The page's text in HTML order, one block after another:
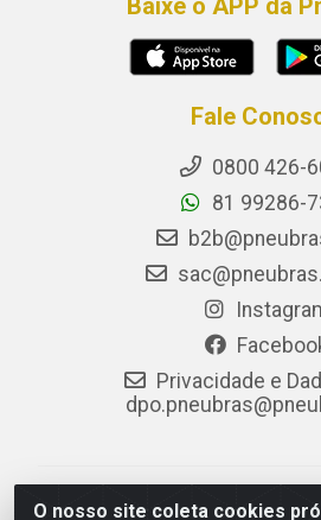
O nosso site coleta cookies
Baixe o APP da
Fale
0800 426-
81 99286-
Privacidade e
PneuBras - Rodovia BR-101,